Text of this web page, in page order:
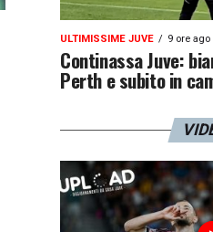
ULTIMISSIME JUVE 9 ore ago
Continassa Juve:
Perth e subito in